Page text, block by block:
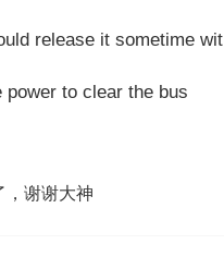
release it sometime
to clear the bus
，谢谢大神